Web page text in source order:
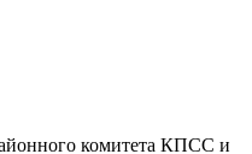
комитета КПСС и